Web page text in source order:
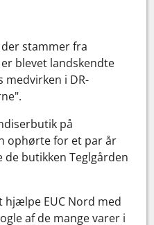
der stammer fra
blevet landskendte
medvirken i DR-
på
ophørte for et par år
butikken Teglgården
hjælpe EUC Nord med
af de mange varer i